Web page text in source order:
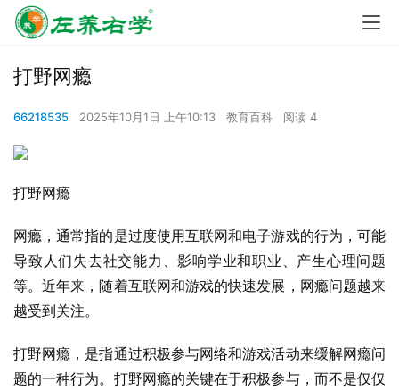
打野网瘾
66218535 2025年10月1日 上午10:13 教育百科 阅读 4
打野网瘾
网瘾，通常指的是过度使用互联网和电子游戏的行为，可能
导致人们失去社交能力、影响学业和职业、产生心理问题
等。近年来，随着互联网和游戏的快速发展，网瘾问题越来
越受到关注。
打野网瘾，是指通过积极参与网络和游戏活动来缓解网瘾问
题的一种行为。打野网瘾的关键在于积极参与，而不是仅仅